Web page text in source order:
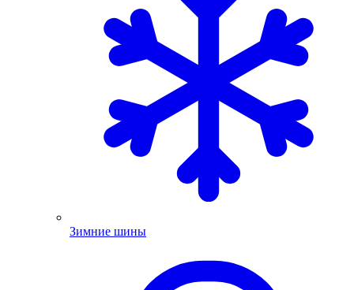
Зимние шины